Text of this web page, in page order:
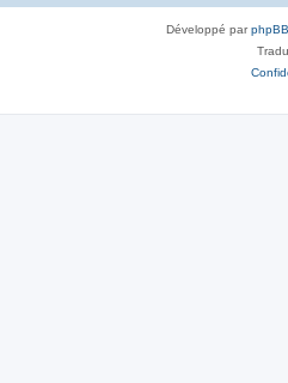
Développé parphpBB